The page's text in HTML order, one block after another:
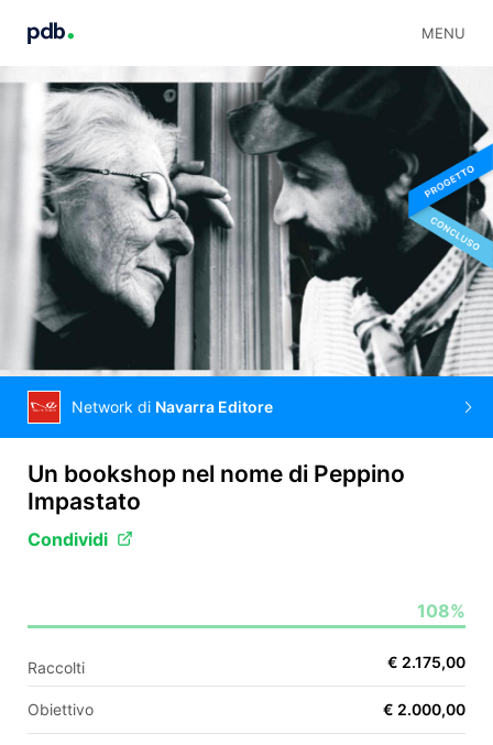
MENU
IT
ES
Network di Navarra Editore
Un bookshop nel nome di Peppino
Impastato
Condividi
108%
Raccolti € 2.175,00
Obiettivo € 2.000,00